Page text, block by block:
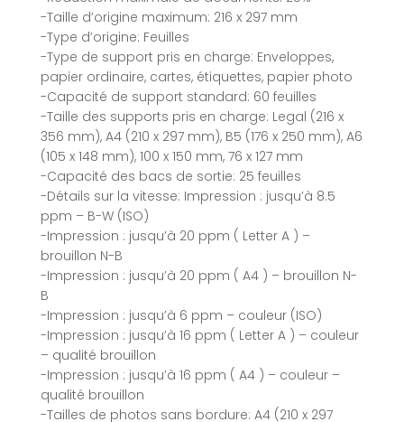
-Taille d’origine maximum: 216 x 297 mm
-Type d’origine: Feuilles
-Type de support pris en charge: Enveloppes,
papier ordinaire, cartes, étiquettes, papier photo
-Capacité de support standard: 60 feuilles
-Taille des supports pris en charge: Legal (216 x
356 mm), A4 (210 x 297 mm), B5 (176 x 250 mm), A6
(105 x 148 mm), 100 x 150 mm, 76 x 127 mm
-Capacité des bacs de sortie: 25 feuilles
-Détails sur la vitesse: Impression : jusqu’à 8.5
ppm – B-W (ISO)
-Impression : jusqu’à 20 ppm ( Letter A ) –
brouillon N-B
-Impression : jusqu’à 20 ppm ( A4 ) – brouillon N-
B
-Impression : jusqu’à 6 ppm – couleur (ISO)
-Impression : jusqu’à 16 ppm ( Letter A ) – couleur
– qualité brouillon
-Impression : jusqu’à 16 ppm ( A4 ) – couleur –
qualité brouillon
-Tailles de photos sans bordure: A4 (210 x 297